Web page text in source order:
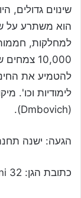
שינוים גדולים,
למחלקות,
10,000
להטמיע את
לימודיות וכו'.
(Dmbovich).
הגעה: ישנה
כתובת הגן: soseaua cotroceni 32.